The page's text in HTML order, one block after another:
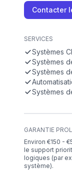
Contacter
SERVICES
Systèmes
Systèmes
Systèmes
Systèmes
GARANTIE
Environ €150 -
le support
logiques (par
système).